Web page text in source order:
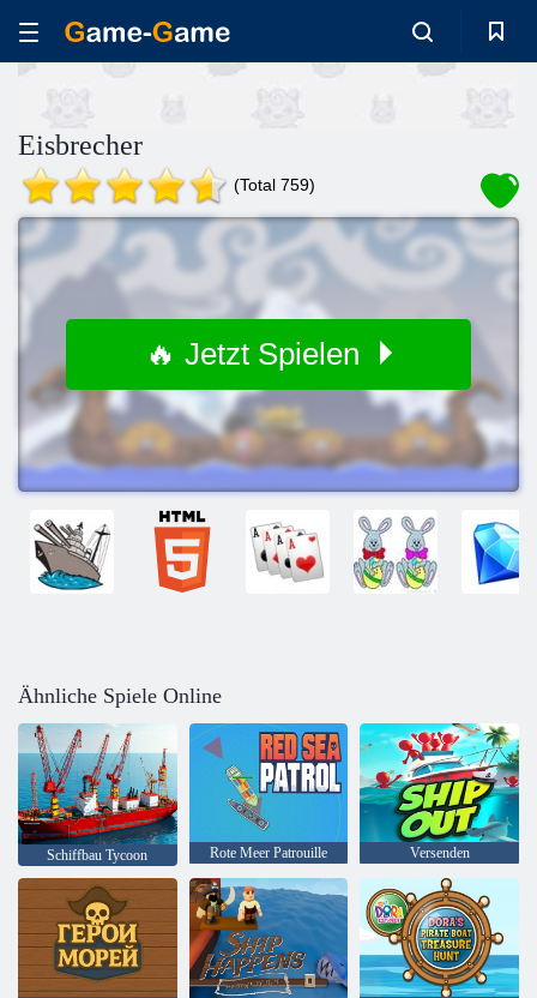
Eisbrecher
(Total 759)
🔥 Jetzt Spielen
Ähnliche Spiele Online
Schiffbau Tycoon Rote Meer Patrouille Versenden